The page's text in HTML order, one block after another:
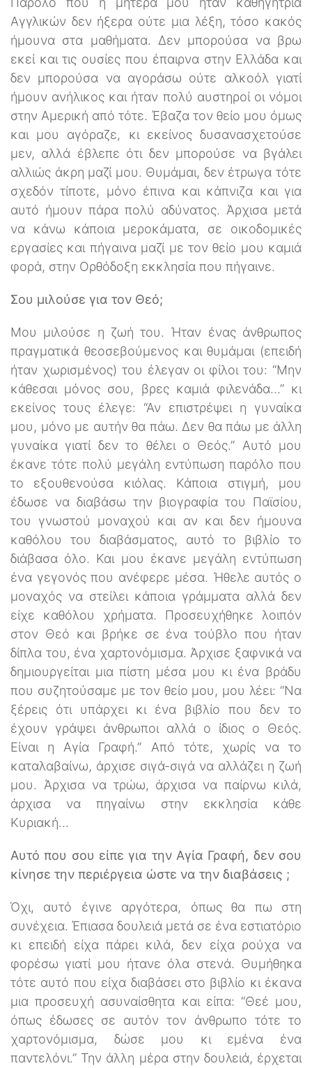
Αγγλικών δεν ήξερα ούτε μια λέξη, τόσο κακός
ήμουνα στα μαθήματα. Δεν μπορούσα να βρω
εκεί και τις ουσίες που έπαιρνα στην Ελλάδα και
δεν μπορούσα να αγοράσω ούτε αλκοόλ γιατί
ήμουν ανήλικος και ήταν πολύ αυστηροί οι νόμοι
στην Αμερική από τότε. Έβαζα τον θείο μου όμως
και μου αγόραζε, κι εκείνος δυσανασχετούσε
μεν, αλλά έβλεπε ότι δεν μπορούσε να βγάλει
αλλιώς άκρη μαζί μου. Θυμάμαι, δεν έτρωγα τότε
σχεδόν τίποτε, μόνο έπινα και κάπνιζα και για
αυτό ήμουν πάρα πολύ αδύνατος. Άρχισα μετά
να κάνω κάποια μεροκάματα, σε οικοδομικές
εργασίες και πήγαινα μαζί με τον θείο μου καμιά
φορά, στην Ορθόδοξη εκκλησία που πήγαινε.
Σου μιλούσε για τον Θεό;
Μου μιλούσε η ζωή του. Ήταν ένας άνθρωπος
πραγματικά θεοσεβούμενος και θυμάμαι (επειδή
ήταν χωρισμένος) του έλεγαν οι φίλοι του: “Μην
κάθεσαι μόνος σου, βρες καμιά φιλενάδα...” κι
εκείνος τους έλεγε: “Αν επιστρέψει η γυναίκα
μου, μόνο με αυτήν θα πάω. Δεν θα πάω με άλλη
γυναίκα γιατί δεν το θέλει ο Θεός.” Αυτό μου
έκανε τότε πολύ μεγάλη εντύπωση παρόλο που
το εξουθενούσα κιόλας. Κάποια στιγμή, μου
έδωσε να διαβάσω την βιογραφία του Παϊσίου,
του γνωστού μοναχού και αν και δεν ήμουνα
καθόλου του διαβάσματος, αυτό το βιβλίο το
διάβασα όλο. Και μου έκανε μεγάλη εντύπωση
ένα γεγονός που ανέφερε μέσα. Ήθελε αυτός ο
μοναχός να στείλει κάποια γράμματα αλλά δεν
είχε καθόλου χρήματα. Προσευχήθηκε λοιπόν
στον Θεό και βρήκε σε ένα τούβλο που ήταν
δίπλα του, ένα χαρτονόμισμα. Άρχισε ξαφνικά να
δημιουργείται μια πίστη μέσα μου κι ένα βράδυ
που συζητούσαμε με τον θείο μου, μου λέει: “Να
ξέρεις ότι υπάρχει κι ένα βιβλίο που δεν το
έχουν γράψει άνθρωποι αλλά ο ίδιος ο Θεός.
Είναι η Αγία Γραφή.” Από τότε, χωρίς να το
καταλαβαίνω, άρχισε σιγά-σιγά να αλλάζει η ζωή
μου. Άρχισα να τρώω, άρχισα να παίρνω κιλά,
άρχισα να πηγαίνω στην εκκλησία κάθε
Κυριακή...
Αυτό που σου είπε για την Αγία Γραφή, δεν σου
κίνησε την περιέργεια ώστε να την διαβάσεις ;
Όχι, αυτό έγινε αργότερα, όπως θα πω στη
συνέχεια. Έπιασα δουλειά μετά σε ένα εστιατόριο
κι επειδή είχα πάρει κιλά, δεν είχα ρούχα να
φορέσω γιατί μου ήτανε όλα στενά. Θυμήθηκα
τότε αυτό που είχα διαβάσει στο βιβλίο κι έκανα
μια προσευχή ασυναίσθητα και είπα: “Θεέ μου,
όπως έδωσες σε αυτόν τον άνθρωπο τότε το
χαρτονόμισμα, δώσε μου κι εμένα ένα
παντελόνι.” Την άλλη μέρα στην δουλειά, έρχεται